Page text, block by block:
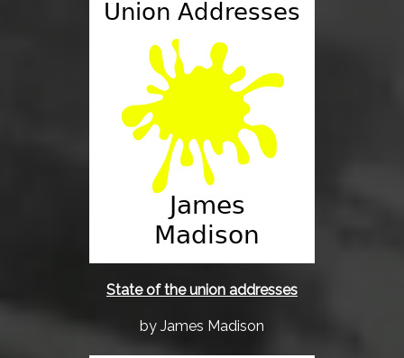
State of the union addresses
by James Madison